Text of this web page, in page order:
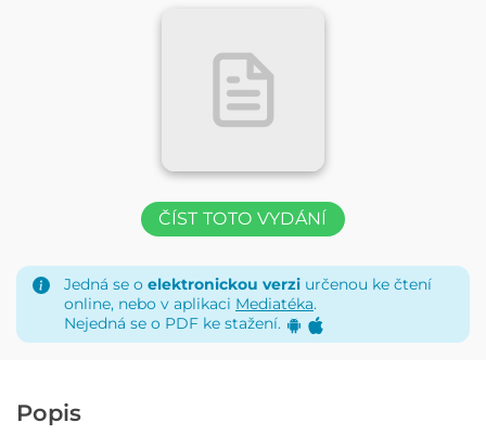
ČÍST TOTO VYDÁNÍ
Jedná se o elektronickou verzi určenou ke čtení
online, nebo v aplikaci Mediatéka.
Nejedná se o PDF ke stažení.
Popis